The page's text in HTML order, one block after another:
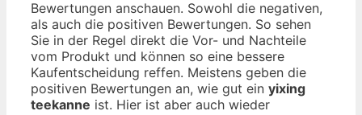
Bewertungen anschauen. Sowohl die negativen,
als auch die positiven Bewertungen. So sehen
Sie in der Regel direkt die Vor- und Nachteile
vom Produkt und können so eine bessere
Kaufentscheidung reffen. Meistens geben die
positiven Bewertungen an, wie gut ein yixing
teekanne ist. Hier ist aber auch wieder